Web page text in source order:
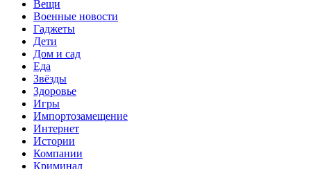
Вещи
Военные новости
Гаджеты
Дети
Дом и сад
Еда
Звёзды
Здоровье
Игры
Импортозамещение
Интернет
Истории
Компании
Криминал